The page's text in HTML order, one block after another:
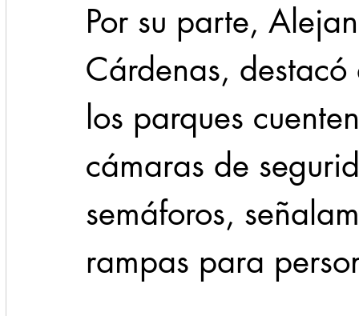
Por su parte,
Cárdenas,
los parques
cámaras de
semáforos,
rampas para